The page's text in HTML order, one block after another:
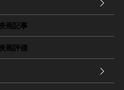
映画記事
映画評価